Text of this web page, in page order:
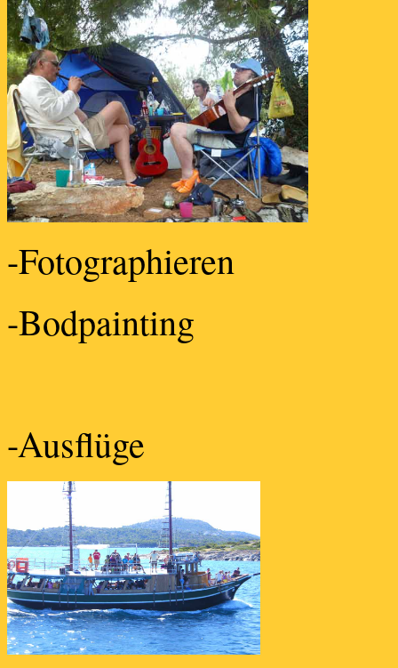
-Fotographieren
-Bodpainting
-Ausflüge